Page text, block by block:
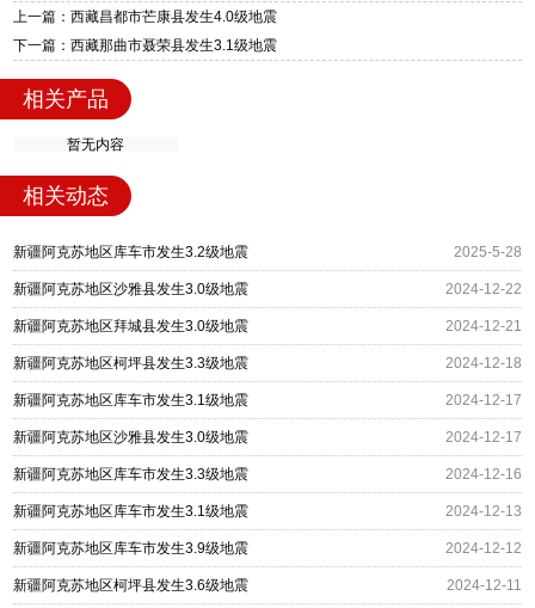
质、检测报告完备，提供选型、深化、供货、安
装指导全套服务，厂址衡水高新区北方工业基地
上一篇：西藏昌都市芒康县发生4.0级地震
下一篇：西藏那曲市聂荣县发生3.1级地震
相关产品
暂无内容
相关动态
新疆阿克苏地区库车市发生3.2级地震 2025-5-28
新疆阿克苏地区沙雅县发生3.0级地震 2024-12-22
新疆阿克苏地区拜城县发生3.0级地震 2024-12-21
新疆阿克苏地区柯坪县发生3.3级地震 2024-12-18
新疆阿克苏地区库车市发生3.1级地震 2024-12-17
新疆阿克苏地区沙雅县发生3.0级地震 2024-12-17
新疆阿克苏地区库车市发生3.3级地震 2024-12-16
新疆阿克苏地区库车市发生3.1级地震 2024-12-13
新疆阿克苏地区库车市发生3.9级地震 2024-12-12
新疆阿克苏地区柯坪县发生3.6级地震 2024-12-11